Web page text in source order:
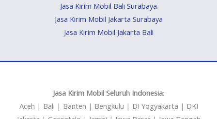
Jasa Kirim Mobil Bali Surabaya
Jasa Kirim Mobil Jakarta Surabaya
Jasa Kirim Mobil Jakarta Bali
Jasa Kirim Mobil Seluruh Indonesia:
Aceh | Bali | Banten | Bengkulu | DI Yogyakarta | DKI